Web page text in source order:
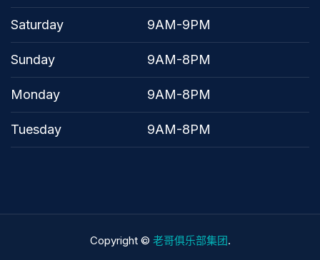
Saturday 9AM-9PM
Sunday 9AM-8PM
Monday 9AM-8PM
Tuesday 9AM-8PM
Copyright © 老哥俱乐部集团.